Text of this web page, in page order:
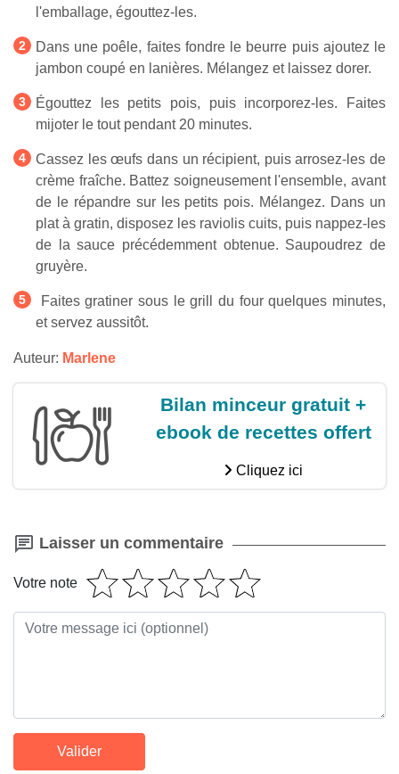
l'emballage, égouttez-les.
Dans une poêle, faites fondre le beurre puis ajoutez le
jambon coupé en lanières. Mélangez et laissez dorer.
Égouttez les petits pois, puis incorporez-les. Faites
mijoter le tout pendant 20 minutes.
Cassez les œufs dans un récipient, puis arrosez-les de
crème fraîche. Battez soigneusement l'ensemble, avant
de le répandre sur les petits pois. Mélangez. Dans un
plat à gratin, disposez les raviolis cuits, puis nappez-les
de la sauce précédemment obtenue. Saupoudrez de
gruyère.
Faites gratiner sous le grill du four quelques minutes,
et servez aussitôt.
Auteur: Marlene
Bilan minceur gratuit +
ebook de recettes offert
Cliquez ici
Laisser un commentaire
Votre note